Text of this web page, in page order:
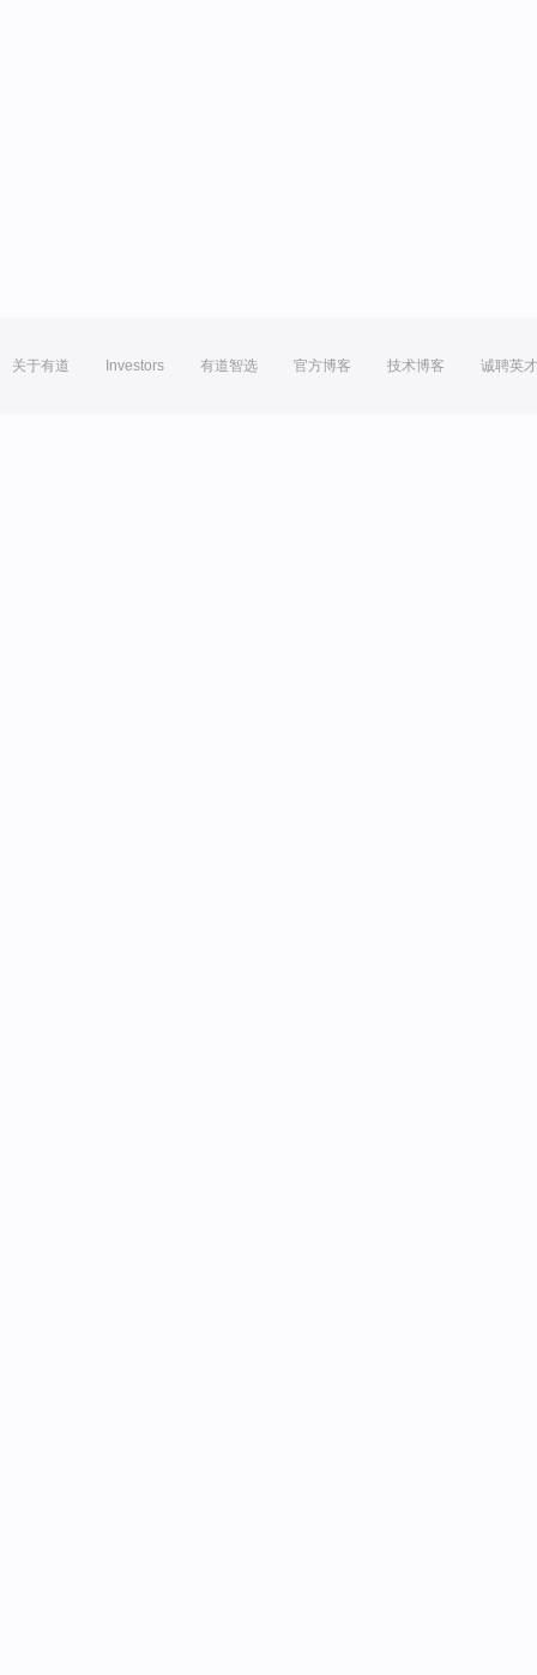
关于有道 Investors 有道智选 官方博客 技术博客 诚聘英才